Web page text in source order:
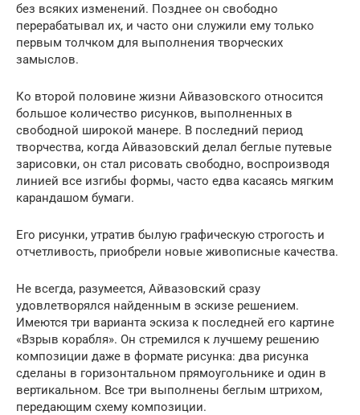
без всяких изменений. Позднее он свободно
перерабатывал их, и часто они служили ему только
первым толчком для выполнения творческих
замыслов.
Ко второй половине жизни Айвазовского относится
большое количество рисунков, выполненных в
свободной широкой манере. В последний период
творчества, когда Айвазовский делал беглые путевые
зарисовки, он стал рисовать свободно, воспроизводя
линией все изгибы формы, часто едва касаясь мягким
карандашом бумаги.
Его рисунки, утратив былую графическую строгость и
отчетливость, приобрели новые живописные качества.
Не всегда, разумеется, Айвазовский сразу
удовлетворялся найденным в эскизе решением.
Имеются три варианта эскиза к последней его картине
«Взрыв корабля». Он стремился к лучшему решению
композиции даже в формате рисунка: два рисунка
сделаны в горизонтальном прямоугольнике и один в
вертикальном. Все три выполнены беглым штрихом,
передающим схему композиции.